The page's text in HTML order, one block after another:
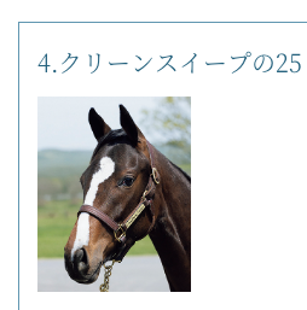
4.クリーンスイープの25